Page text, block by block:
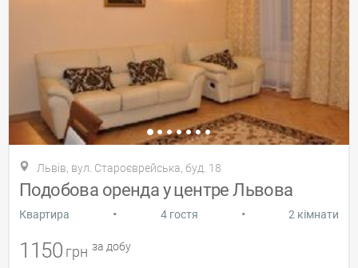
Львів, вул. Староєврейська, буд. 18
Подобова оренда у центре Львова
Квартира • 4 гостя • 2 кімнати
1150 грн за добу